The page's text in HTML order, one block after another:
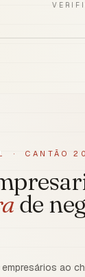
· CANTÃO
de
ao